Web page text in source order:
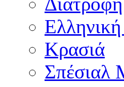
Κρασιά
Σπέσιαλ